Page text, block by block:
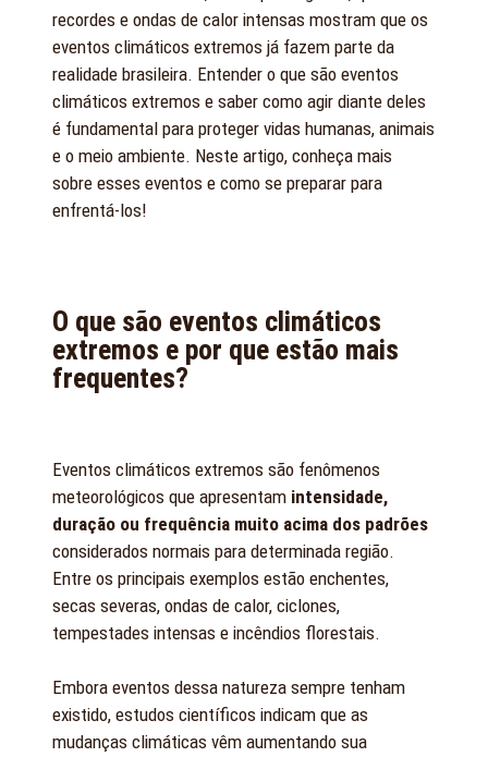
recordes e ondas de calor intensas mostram que os
eventos climáticos extremos já fazem parte da
realidade brasileira. Entender o que são eventos
climáticos extremos e saber como agir diante deles
é fundamental para proteger vidas humanas, animais
e o meio ambiente. Neste artigo, conheça mais
sobre esses eventos e como se preparar para
enfrentá-los!
O que são eventos climáticos
extremos e por que estão mais
frequentes?
Eventos climáticos extremos são fenômenos
meteorológicos que apresentam intensidade,
duração ou frequência muito acima dos padrões
considerados normais para determinada região.
Entre os principais exemplos estão enchentes,
secas severas, ondas de calor, ciclones,
tempestades intensas e incêndios florestais.
Embora eventos dessa natureza sempre tenham
existido, estudos científicos indicam que as
mudanças climáticas vêm aumentando sua